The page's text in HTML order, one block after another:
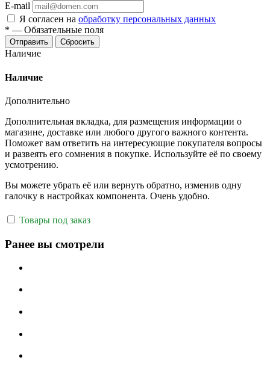
E-mail
Я согласен на обработку персональных данных
* — Обязательные поля
Отправить Сбросить
Наличие
Наличие
Дополнительно
Дополнительная вкладка, для размещения информации о
магазине, доставке или любого другого важного контента.
Поможет вам ответить на интересующие покупателя вопросы
и развеять его сомнения в покупке. Используйте её по своему
усмотрению.
Вы можете убрать её или вернуть обратно, изменив одну
галочку в настройках компонента. Очень удобно.
Товары под заказ
Ранее вы смотрели